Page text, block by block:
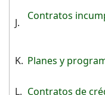
J.
Contratos
K. Planes y
L. Contratos de